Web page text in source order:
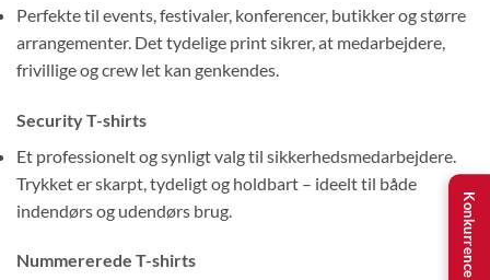
Perfekte til events, festivaler, konferencer, butikker og større
arrangementer. Det tydelige print sikrer, at medarbejdere,
frivillige og crew let kan genkendes.
Security T-shirts
Et professionelt og synligt valg til sikkerhedsmedarbejdere.
Trykket er skarpt, tydeligt og holdbart – ideelt til både
indendørs og udendørs brug.
Nummererede T-shirts
Konkurrence